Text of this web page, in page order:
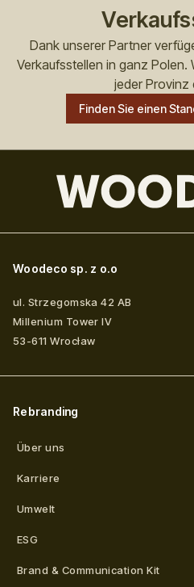
Dank unserer Partner
Verkaufsstellen in ganz
jeder Provinz
Finden Sie einen
Woodeco sp. z o.o
ul. Strzegomska 42 AB
Millenium Tower IV
53-611 Wrocław
Rebranding
Über uns
Karriere
Umwelt
ESG
Brand & Communication Kit